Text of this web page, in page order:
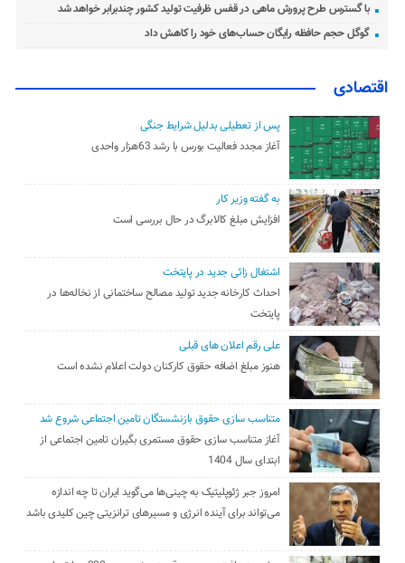
با گسترس طرح پرورش ماهی در قفس ظرفیت تولید کشور چندبرابر خواهد شد
گوگل حجم حافظه رایگان حساب‌های خود را کاهش داد
اقتصادی
پس از تعطیلی بدلیل شرایط جنگی
آغاز مجدد فعالیت بورس با رشد 63هزار واحدی
به گفته وزیر کار
افزایش مبلغ کالابرگ در حال بررسی است
اشتغال زائی جدید در پایتخت
احداث کارخانه جدید تولید مصالح ساختمانی از نخاله‌ها در
پایتخت
علی رقم اعلان های قبلی
هنوز مبلغ اضافه حقوق کارکنان دولت اعلام نشده است
متناسب سازی حقوق بازنشستگان تامین اجتماعی شروع شد
آغاز متناسب سازی حقوق مستمری بگیران تامین اجتماعی از
ابتدای سال 1404
امروز جبر ژئوپلیتیک به چینی‌ها می‌گوید ایران تا چه اندازه
می‌تواند برای آینده انرژی و مسیرهای ترانزیتی چین کلیدی باشد